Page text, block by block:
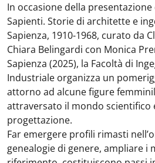
In occasione della
Sapienti. Storie di architette e
Sapienza, 1910-1968, curato da
Chiara Belingardi con Monica
Sapienza (2025), la Facoltà di
Industriale organizza un
attorno ad alcunefigure
attraversato il mondo scientifico
progettazione.
Far emergere profili rimasti
genealogie di genere, ampliare i